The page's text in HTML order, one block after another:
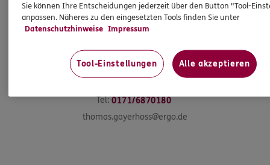
Thomas
Subdirektor
Tel: 0171/6870180
thomas.gayerhoss@ergo.de
Sie können Ihre Entscheidungen jederzeit über den Button "Tool-
anpassen. Näheres zu den eingesetzten Tools finden Sie unter
Datenschutzhinweise Impressum
Tool-Einstellungen Alle akzeptieren